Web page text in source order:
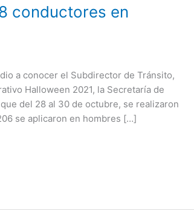
conductores en
a conocer el Subdirector de Tránsito,
Halloween 2021, la Secretaría de
del 28 al 30 de octubre, se realizaron
se aplicaron en hombres […]